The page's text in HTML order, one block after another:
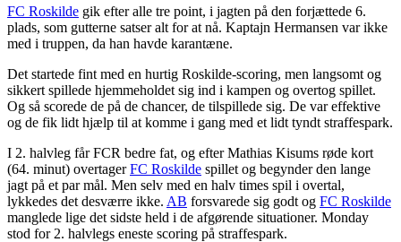
FC Roskilde gik efter alle tre point, i jagten på den forjættede 6.
plads, som gutterne satser alt for at nå. Kaptajn Hermansen var ikke
med i truppen, da han havde karantæne.
Det startede fint med en hurtig Roskilde-scoring, men langsomt og
sikkert spillede hjemmeholdet sig ind i kampen og overtog spillet.
Og så scorede de på de chancer, de tilspillede sig. De var effektive
og de fik lidt hjælp til at komme i gang med et lidt tyndt straffespark.
I 2. halvleg får FCR bedre fat, og efter Mathias Kisums røde kort
(64. minut) overtagerFC Roskilde spillet og begynder den lange
jagt på et par mål. Men selv med en halv times spil i overtal,
lykkedes det desværre ikke. AB forsvarede sig godt og FC Roskilde
manglede lige det sidste held i de afgørende situationer. Monday
stod for 2. halvlegs eneste scoring på straffespark.